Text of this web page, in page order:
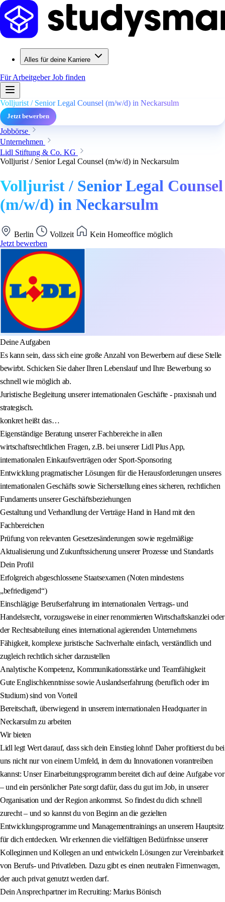
Alles für deine Karriere
Für ArbeitgeberJob finden
Volljurist / Senior Legal Counsel (m/w/d) in Neckarsulm
Jetzt bewerben
Jobbörse
Unternehmen
Lidl Stiftung & Co. KG
Volljurist / Senior Legal Counsel (m/w/d) in Neckarsulm
Volljurist / Senior Legal Counsel
(m/w/d) in Neckarsulm
Berlin Vollzeit
Kein Homeoffice möglich
Jetzt bewerben
Deine Aufgaben
Es kann sein, dass sich eine große Anzahl von Bewerbern auf diese Stelle
bewirbt. Schicken Sie daher Ihren Lebenslauf und Ihre Bewerbung so
schnell wie möglich ab.
Juristische Begleitung unserer internationalen Geschäfte - praxisnah und
strategisch.
konkret heißt das…
Eigenständige Beratung unserer Fachbereiche in allen
wirtschaftsrechtlichen Fragen, z.B. bei unserer Lidl Plus App,
internationalen Einkaufsverträgen oder Sport-Sponsoring
Entwicklung pragmatischer Lösungen für die Herausforderungen unseres
internationalen Geschäfts sowie Sicherstellung eines sicheren, rechtlichen
Fundaments unserer Geschäftsbeziehungen
Gestaltung und Verhandlung der Verträge Hand in Hand mit den
Fachbereichen
Prüfung von relevanten Gesetzesänderungen sowie regelmäßige
Aktualisierung und Zukunftssicherung unserer Prozesse und Standards
Dein Profil
Erfolgreich abgeschlossene Staatsexamen (Noten mindestens
„befriedigend“)
Einschlägige Berufserfahrung im internationalen Vertrags- und
Handelsrecht, vorzugsweise in einer renommierten Wirtschaftskanzlei oder
der Rechtsabteilung eines international agierenden Unternehmens
Fähigkeit, komplexe juristische Sachverhalte einfach, verständlich und
zugleich rechtlich sicher darzustellen
Analytische Kompetenz, Kommunikationsstärke und Teamfähigkeit
Gute Englischkenntnisse sowie Auslandserfahrung (beruflich oder im
Studium) sind von Vorteil
Bereitschaft, überwiegend in unserem internationalen Headquarter in
Neckarsulm zu arbeiten
Wir bieten
Lidl legt Wert darauf, dass sich dein Einstieg lohnt! Daher profitierst du bei
uns nicht nur von einem Umfeld, in dem du Innovationen vorantreiben
kannst: Unser Einarbeitungsprogramm bereitet dich auf deine Aufgabe vor
– und ein persönlicher Pate sorgt dafür, dass du gut im Job, in unserer
Organisation und der Region ankommst. So findest du dich schnell
zurecht – und so kannst du von Beginn an die gezielten
Entwicklungsprogramme und Managementtrainings an unserem Hauptsitz
für dich entdecken. Wir erkennen die vielfältigen Bedürfnisse unserer
Kolleginnen und Kollegen an und entwickeln Lösungen zur Vereinbarkeit
von Berufs- und Privatleben. Dazu gibt es einen neutralen Firmenwagen,
der auch privat genutzt werden darf.
Dein Ansprechpartner im Recruiting: Marius Bönisch